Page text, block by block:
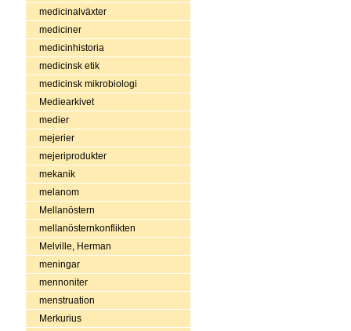
medicinalväxter
mediciner
medicinhistoria
medicinsk etik
medicinsk mikrobiologi
Mediearkivet
medier
mejerier
mejeriprodukter
mekanik
melanom
Mellanöstern
mellanösternkonflikten
Melville, Herman
meningar
mennoniter
menstruation
Merkurius